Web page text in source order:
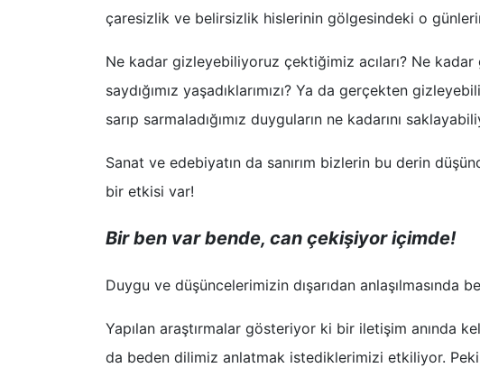
çaresizlik ve belirsizlik hislerinin gölgesindeki o
Ne kadar gizleyebiliyoruz çektiğimiz acıları? Ne
saydığımız yaşadıklarımızı? Ya da gerçekten
sarıp sarmaladığımız duyguların ne kadarını
Sanat ve edebiyatın da sanırım bizlerin bu derin
bir etkisi var!
Bir ben var bende, can çekişiyor içimde!
Duygu ve düşüncelerimizin dışarıdan anlaşılmasında
Yapılan araştırmalar gösteriyor ki bir iletişim anında
da beden dilimiz anlatmak istediklerimizi etkiliyor.